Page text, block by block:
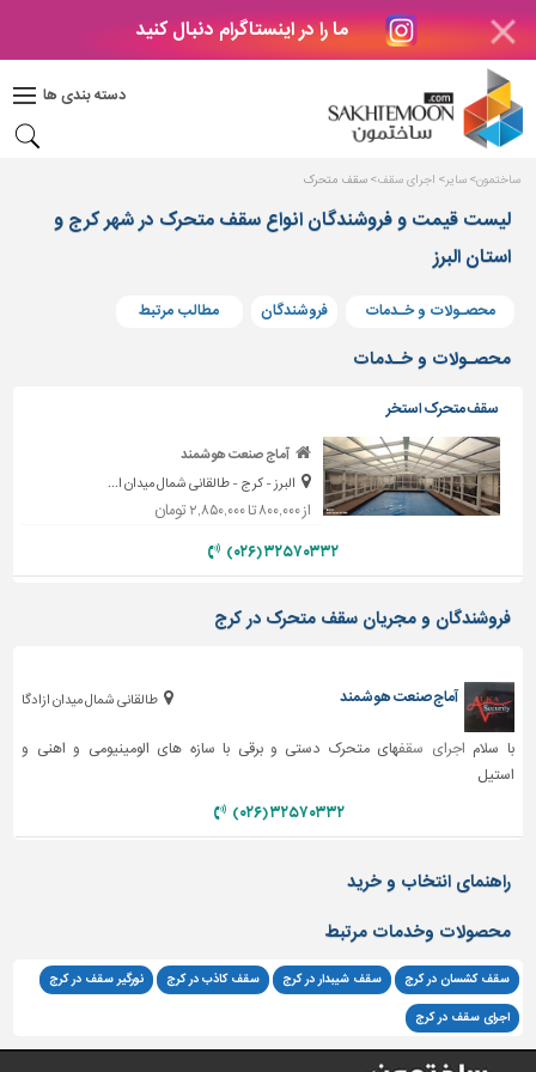
ما را در اینستاگرام دنبال کنید
دسته بندی ها
دکوراسیون
بتن
های
بتنی
درب
پنجره
مصالح
پله،
نرده
و
حفاظ
سنگ
بهداشتی
و
محوطه
سازی
و
نما
ساخت
ساز
ساختمون سایر اجرای سقف سقف متحرک
لیست قیمت و فروشندگان انواع سقف متحرک در شهر کرج و
استان البرز
محصـولات و خـدمات فروشندگان مطالب مرتبط
محصـولات و خـدمات
سقف متحرک استخر
آماج صنعت هوشمند
البرز - کرج - طالقانی شمال میدان ا...
از ۸۰۰,۰۰۰ تا ۲,۸۵۰,۰۰۰ تومان
۳۲۵۷۰۳۳۲ (۰۲۶)
فروشندگان و مجریان سقف متحرک در کرج
طالقانی شمال میدان ازادگا آماج صنعت هوشمند
با سلام اجرای سقفهای متحرک دستی و برقی با سازه های الومینیومی و اهنی و
استیل
۳۲۵۷۰۳۳۲ (۰۲۶)
راهنمای انتخاب و خرید
محصولات وخدمات مرتبط
سقف کشسان در کرج سقف شیبدار در کرج سقف کاذب در کرج نورگیر سقف در کرج
اجرای سقف در کرج